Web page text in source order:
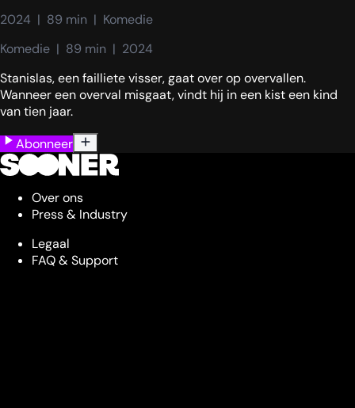
2024  |  89 min  |  Komedie
Komedie  |  89 min  |  2024
Stanislas, een failliete visser, gaat over op overvallen.
Wanneer een overval misgaat, vindt hij in een kist een kind
van tien jaar.
Abonneer
Over ons
Press & Industry
Legaal
FAQ & Support